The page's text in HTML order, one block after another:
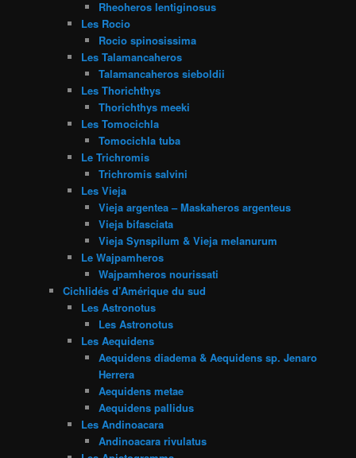
Rheoheros lentiginosus
Les Rocio
Rocio spinosissima
Les Talamancaheros
Talamancaheros sieboldii
Les Thorichthys
Thorichthys meeki
Les Tomocichla
Tomocichla tuba
Le Trichromis
Trichromis salvini
Les Vieja
Vieja argentea – Maskaheros argenteus
Vieja bifasciata
Vieja Synspilum & Vieja melanurum
Le Wajpamheros
Wajpamheros nourissati
Cichlidés d’Amérique du sud
Les Astronotus
Les Astronotus
Les Aequidens
Aequidens diadema & Aequidens sp. Jenaro
Herrera
Aequidens metae
Aequidens pallidus
Les Andinoacara
Andinoacara rivulatus